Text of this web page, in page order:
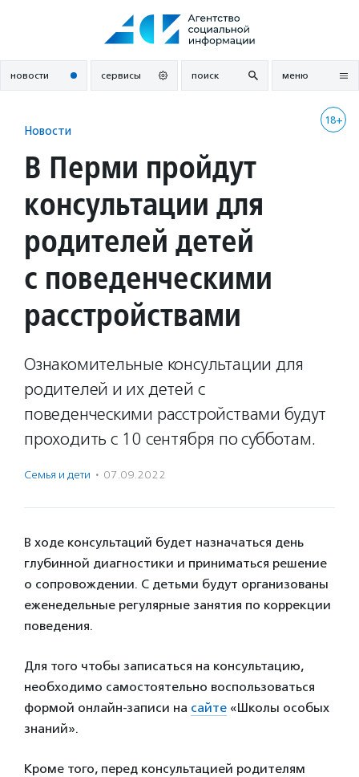
новости сервисы поиск меню
18+
Новости
В Перми пройдут
консультации для
родителей детей
с поведенческими
расстройствами
Ознакомительные консультации для
родителей и их детей с
поведенческими расстройствами будут
проходить с 10 сентября по субботам.
Семья и дети · 07.09.2022
В ходе консультаций будет назначаться день
глубинной диагностики и приниматься решение
о сопровождении. С детьми будут организованы
еженедельные регулярные занятия по коррекции
поведения.
Для того чтобы записаться на консультацию,
необходимо самостоятельно воспользоваться
формой онлайн-записи на сайте «Школы особых
знаний».
Кроме того, перед консультацией родителям